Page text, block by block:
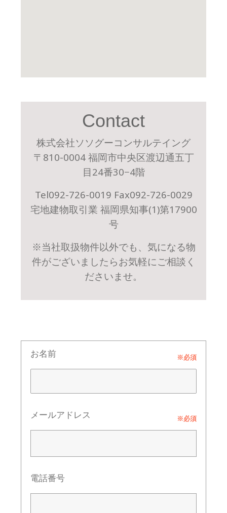
Contact
株式会社ソソグーコンサルテイング
〒810-0004 福岡市中央区渡辺通五丁
目24番30−4階
Tel092-726-0019 Fax092-726-0029
宅地建物取引業 福岡県知事(1)第17900
号
※当社取扱物件以外でも、気になる物
件がございましたらお気軽にご相談く
ださいませ。
お名前 ※必須
メールアドレス ※必須
電話番号